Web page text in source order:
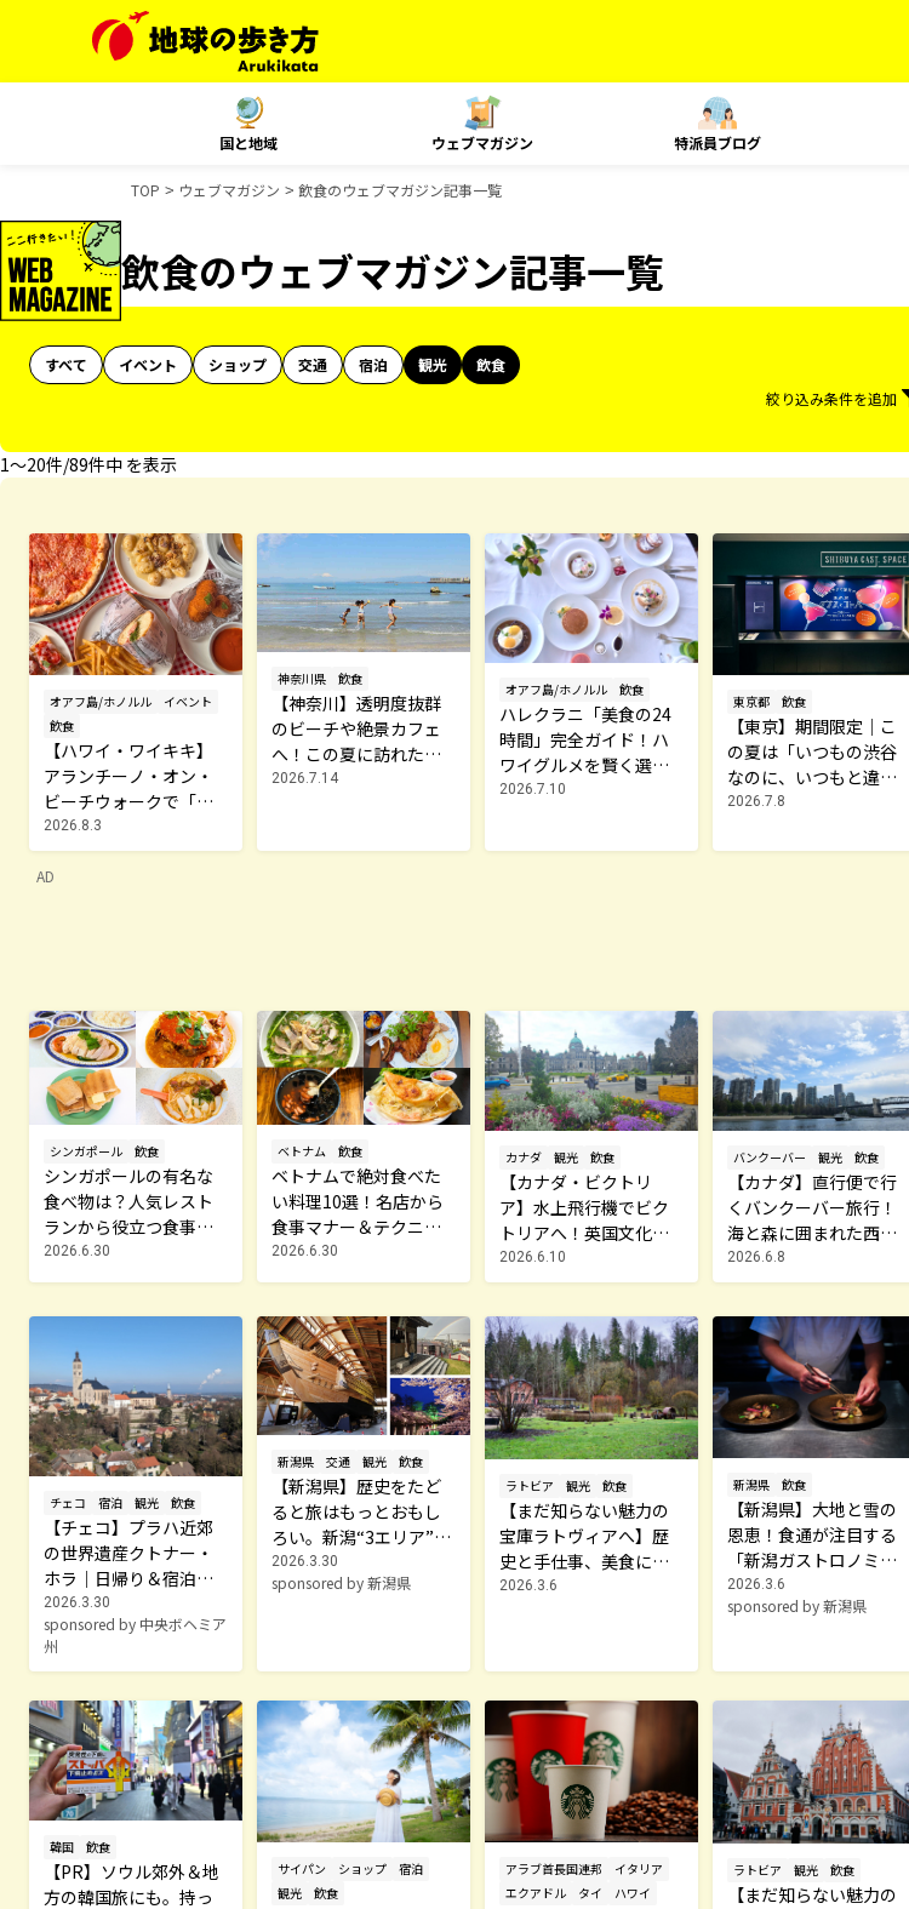
国と地域 ウェブマガジン 特派員ブログ
TOP ウェブマガジン 飲食のウェブマガジン記事一覧
飲食のウェブマガジン記事一覧
すべて イベント ショップ 交通 宿泊 観光
飲食
絞り込み条件を追加
1〜20件/89件中 を表示
オアフ島/ホノルル
イベント
飲食
【ハワイ・ワイキキ】
アランチーノ・オン・
ビーチウォークで「ハ
ッピーアワー」開催
中！本格イタリアンが
$8から
2026.8.3
神奈川県 飲食
【神奈川】透明度抜群
のビーチや絶景カフェ
へ！この夏に訪れたい
三浦半島の穴場スポッ
2026.7.14
オアフ島/ホノルル 飲食
ハレクラニ「美食の24
時間」完全ガイド！ハ
ワイグルメを賢く選ぶ
大人旅の選択肢
2026.7.10
東京都 飲食
【東京】期間限定｜こ
の夏は「いつもの渋谷
なのに、いつもと違う
夜」へ。気持ちだけで
スとコトバ」
2026.7.8
AD
シンガポール 飲食
シンガポールの有名な
食べ物は？人気レスト
ランから役立つ食事テ
クニックまで解説
2026.6.30
ベトナム 飲食
ベトナムで絶対食べた
い料理10選！名店から
食事マナー＆テクニッ
クを紹介
2026.6.30
カナダ 観光 飲食
【カナダ・ビクトリ
ア】水上飛行機でビク
トリアへ！英国文化と
花の町を巡る旅
2026.6.10
バンクーバー 観光 飲食
【カナダ】直行便で行
くバンクーバー旅行！
海と森に囲まれた西海
岸の町歩き
2026.6.8
チェコ 宿泊 観光 飲食
【チェコ】プラハ近郊
の世界遺産クトナー・
ホラ｜日帰り＆宿泊で
楽しむ歴史都市
2026.3.30
sponsored by 中央ボヘミア
州
新潟県 交通 観光 飲食
【新潟県】歴史をたど
ると旅はもっとおもし
ろい。新潟“3エリア”歴
史さんぽ旅（上越・佐
渡／中越／下越）
2026.3.30
sponsored by 新潟県
ラトビア 観光 飲食
【まだ知らない魅力の
宝庫ラトヴィアへ】歴
史と手仕事、美食に出
合う旅。ツェースィス
2026.3.6
新潟県 飲食
【新潟県】大地と雪の
恩恵！食通が注目する
「新潟ガストロノミー
アワード」とは？
2026.3.6
sponsored by 新潟県
韓国 飲食
【PR】ソウル郊外＆地
方の韓国旅にも。持っ
サイパン ショップ
宿泊
観光
飲食
アラブ首長国連邦
イタリア
エクアドル
タイ ハワイ
ラトビア 観光 飲食
【まだ知らない魅力の